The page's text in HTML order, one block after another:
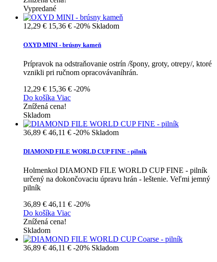
Vypredané
12,29 € 15,36 € -20% Skladom
OXYD MINI - brúsny kameň
Prípravok na odstraňovanie ostrín /špony, groty, otrepy/, ktoré
vznikli pri ručnom opracovávaníhrán.
12,29 € 15,36 € -20%
Do košíka Viac
Znížená cena!
Skladom
36,89 € 46,11 € -20% Skladom
DIAMOND FILE WORLD CUP FINE - pilník
Holmenkol DIAMOND FILE WORLD CUP FINE - pilník
určený na dokončovaciu úpravu hrán - leštenie. Veľmi jemný
pilník
36,89 € 46,11 € -20%
Do košíka Viac
Znížená cena!
Skladom
36,89 € 46,11 € -20% Skladom